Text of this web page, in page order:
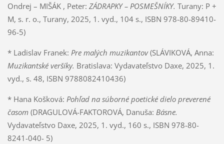
Ondrej – MIŠÁK , Peter: ZÁDRAPKY – POSMEŠNÍKY. Turany: P +
M, s. r. o., Turany, 2025, 1. vyd., 104 s., ISBN 978-80-89410-
96-5)
* Ladislav Franek: Pre malých muzikantov(SLÁVIKOVÁ, Anna:
Muzikantské veršíky. Bratislava: Vydavateľstvo Daxe, 2025, 1.
vyd., s. 48, ISBN 9788082410436)
* Hana Košková: Pohľad na súborné poetické dielo preverené
časom (DRAGULOVÁ-FAKTOROVÁ, Danuša: Básne.
Vydavateľstvo Daxe, 2025, 1. vyd., 160 s., ISBN 978-80-
8241-040- 5)